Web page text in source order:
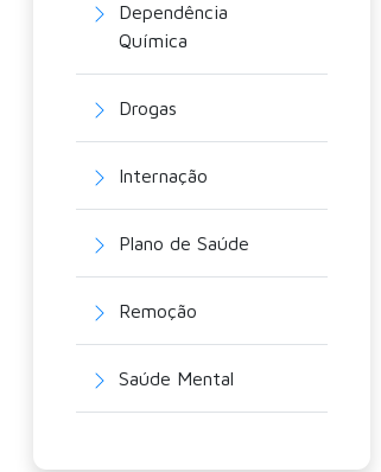
Dependência
Química
Drogas
Internação
Plano de Saúde
Remoção
Saúde Mental